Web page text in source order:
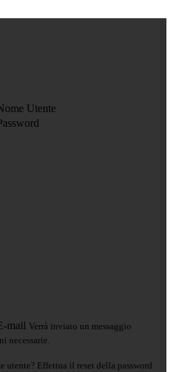
Utente
mail Verrà inviato un messaggio
necessarie.
utente? Effettua il reset della password